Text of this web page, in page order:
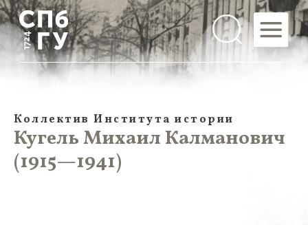
Коллектив Института истории
Кугель Михаил Калманович
(1915—1941)